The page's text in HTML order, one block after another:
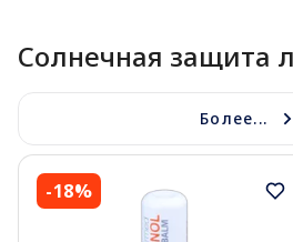
Солнечная защита
Более...
-18%